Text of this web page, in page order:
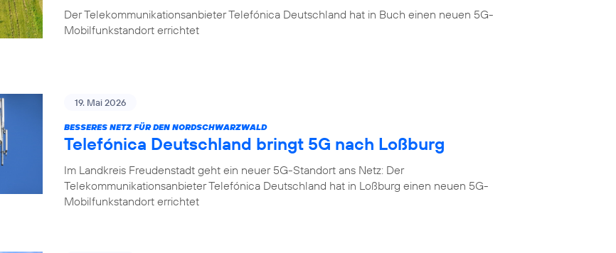
Der Telekommunikationsanbieter Telefónica Deutschland hat in Buch einen neuen 5G-
Mobilfunkstandort errichtet
19. Mai 2026
BESSERES NETZ FÜR DEN NORDSCHWARZWALD
Telefónica Deutschland bringt 5G nach Loßburg
Im Landkreis Freudenstadt geht ein neuer 5G-Standort ans Netz: Der
Telekommunikationsanbieter Telefónica Deutschland hat in Loßburg einen neuen 5G-
Mobilfunkstandort errichtet